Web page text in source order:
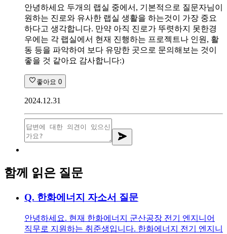
안녕하세요 두개의 랩실 중에서, 기본적으로 질문자님이
원하는 진로와 유사한 랩실 생활을 하는것이 가장 중요
하다고 생각합니다. 만약 아직 진로가 뚜렷하지 못한경
우에는 각 랩실에서 현재 진행하는 프로젝트나 인원, 활
동 등을 파악하여 보다 유망한 곳으로 문의해보는 것이
좋을 것 같아요 감사합니다:)
좋아요 0
2024.12.31
함께 읽은 질문
Q. 한화에너지 자소서 질문
안녕하세요. 현재 한화에너지 군산공장 전기 엔지니어
직무로 지원하는 취준생입니다. 한화에너지 전기 엔지니